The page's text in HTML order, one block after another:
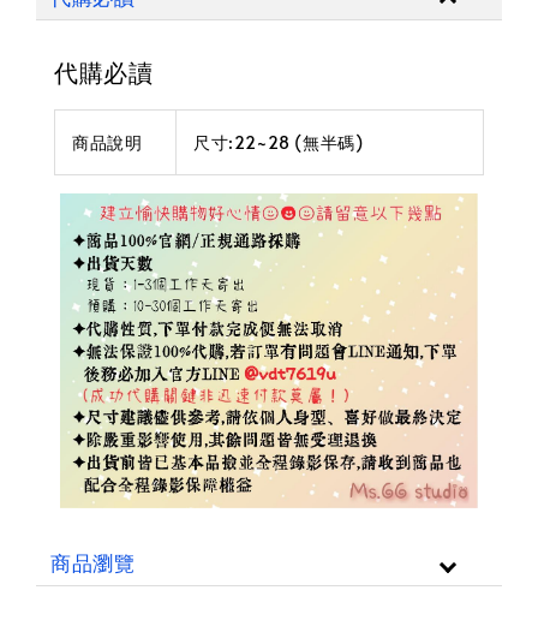
代購必讀
商品說明 尺寸:22~28 (無半碼)
商品瀏覽